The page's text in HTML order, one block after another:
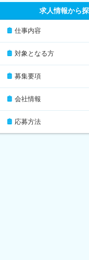
求人情報から
仕事内容
対象となる方
募集要項
会社情報
応募方法